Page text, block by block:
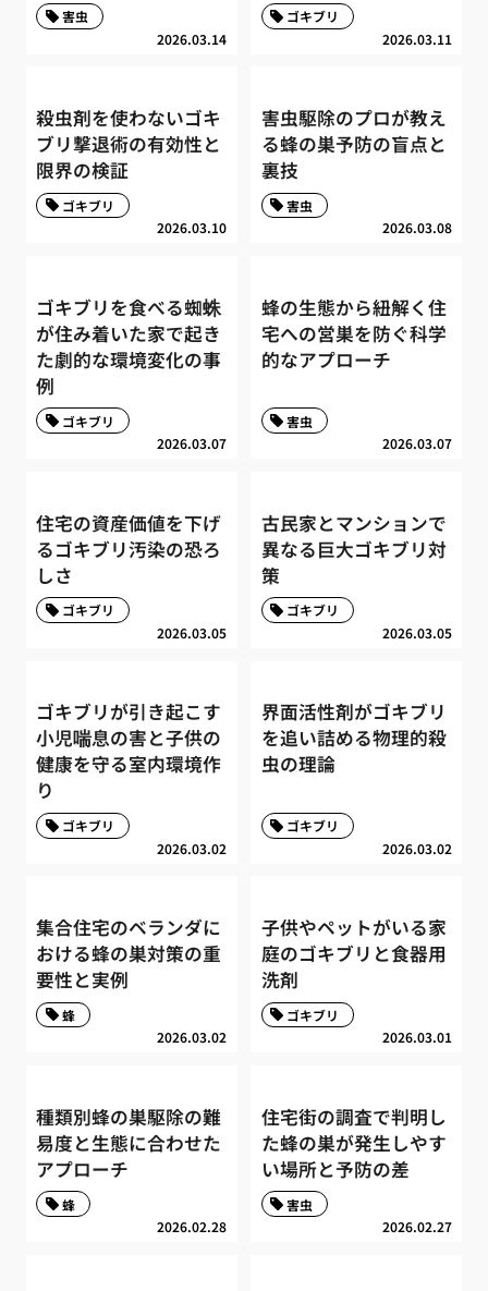
2026.03.14
害虫
2026.03.11
ゴキブリ
殺虫剤を使わないゴキ
ブリ撃退術の有効性と
限界の検証
2026.03.10
ゴキブリ
害虫駆除のプロが教え
る蜂の巣予防の盲点と
裏技
2026.03.08
害虫
ゴキブリを食べる蜘蛛
が住み着いた家で起き
た劇的な環境変化の事
例
2026.03.07
ゴキブリ
蜂の生態から紐解く住
宅への営巣を防ぐ科学
的なアプローチ
2026.03.07
害虫
住宅の資産価値を下げ
るゴキブリ汚染の恐ろ
しさ
2026.03.05
ゴキブリ
古民家とマンションで
異なる巨大ゴキブリ対
策
2026.03.05
ゴキブリ
ゴキブリが引き起こす
小児喘息の害と子供の
健康を守る室内環境作
り
2026.03.02
ゴキブリ
界面活性剤がゴキブリ
を追い詰める物理的殺
虫の理論
2026.03.02
ゴキブリ
集合住宅のベランダに
おける蜂の巣対策の重
要性と実例
2026.03.02
蜂
子供やペットがいる家
庭のゴキブリと食器用
洗剤
2026.03.01
ゴキブリ
種類別蜂の巣駆除の難
易度と生態に合わせた
アプローチ
2026.02.28
蜂
住宅街の調査で判明し
た蜂の巣が発生しやす
い場所と予防の差
2026.02.27
害虫